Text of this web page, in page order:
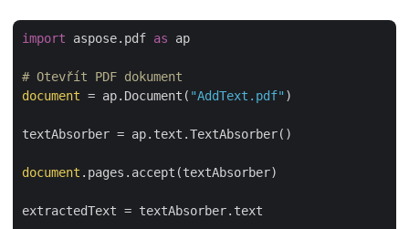
import aspose.pdf as ap
# Otevřít PDF dokument
document = ap.Document( "AddText.pdf" )
textAbsorber = ap.text.TextAbsorber()
document .pages.accept(textAbsorber)
extractedText = textAbsorber.text